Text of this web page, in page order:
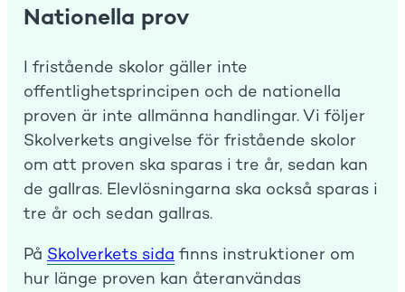
Nationella prov
I fristående skolor gäller inte
offentlighetsprincipen och de nationella
proven är inte allmänna handlingar. Vi följer
Skolverkets angivelse för fristående skolor
om att proven ska sparas i tre år, sedan kan
de gallras. Elevlösningarna ska också sparas i
tre år och sedan gallras.
På Skolverkets sida finns instruktioner om
hur länge proven kan återanvändas